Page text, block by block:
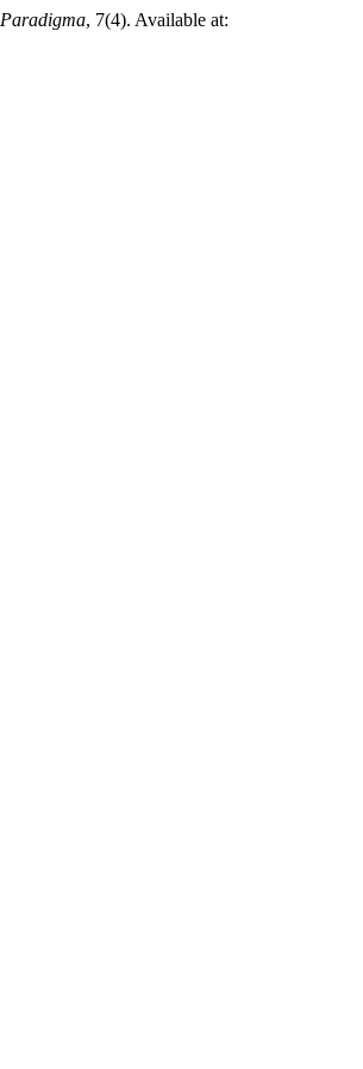
Paradigma, 7(4). Available at: